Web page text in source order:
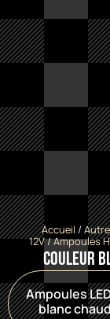
Accueil /
12V/Ampoules
Couleur
Ampoules
blanc